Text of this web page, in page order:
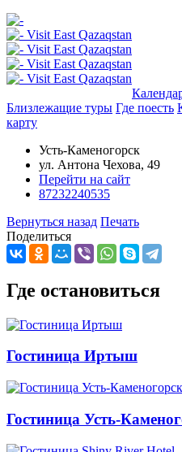
Близлежащие туры Где поесть
карту
Усть-Каменогорск
ул. Антона Чехова, 49
Перейти на сайт
87232240535
Вернуться назад Печать
Поделиться
Где остановиться
Гостиница Иртыш
Гостиница Усть-